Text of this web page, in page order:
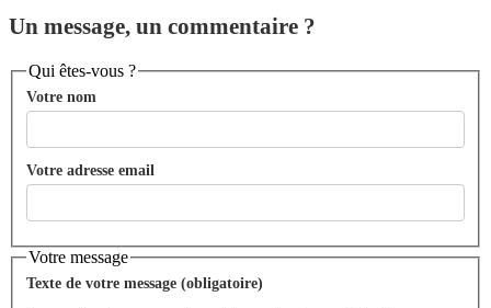
Un message, un commentaire ?
Qui êtes-vous ?
Votre nom
Votre adresse email
Votre message
Texte de votre message (obligatoire)